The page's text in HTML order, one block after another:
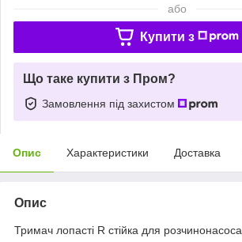
або
Купити з
Що таке купити з Пром?
Замовлення під захистом
Опис Характеристики Доставка
Опис
Тримач лопасті R стійка для розчинонасоса